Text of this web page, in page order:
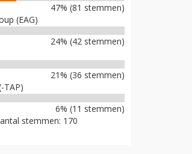
47% (81 stemmen)
(EAG)
24% (42 stemmen)
21% (36 stemmen)
TAP)
6% (11 stemmen)
stemmen: 170